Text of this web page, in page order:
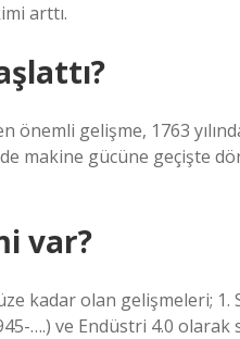
arttı.
gelişme, 1763
makine gücüne geçişte
var?
kadar olan gelişmeleri; 1.
….) ve Endüstri 4.0 olarak